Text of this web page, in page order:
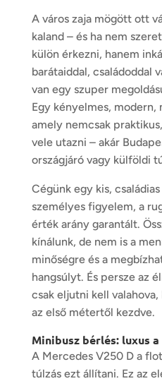
A város zaja mögött ott
kaland – és ha nem
külön érkezni, hanem
barátaiddal, családoddal
van egy szuper
Egy kényelmes, modern,
amely nemcsak
vele utazni – akár
országjáró vagy külföldi
Cégünk egy kis,
személyes figyelem, a
érték arány garantált.
kínálunk, de nem is a
minőségre és a
hangsúlyt. És persze az
csak eljutni kell
az első métertől kezdve.
Minibusz bérlés: luxus
A Mercedes V250 D a
túlzás ezt állítani. Ez az